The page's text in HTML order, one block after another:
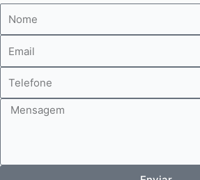
Mensagem